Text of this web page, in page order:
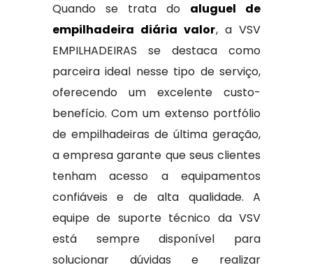
Quando se trata do aluguel de
empilhadeira diária valor, a VSV
EMPILHADEIRAS se destaca como
parceira ideal nesse tipo de serviço,
oferecendo um excelente custo-
benefício. Com um extenso portfólio
de empilhadeiras de última geração,
a empresa garante que seus clientes
tenham acesso a equipamentos
confiáveis e de alta qualidade. A
equipe de suporte técnico da VSV
está sempre disponível para
solucionar dúvidas e realizar